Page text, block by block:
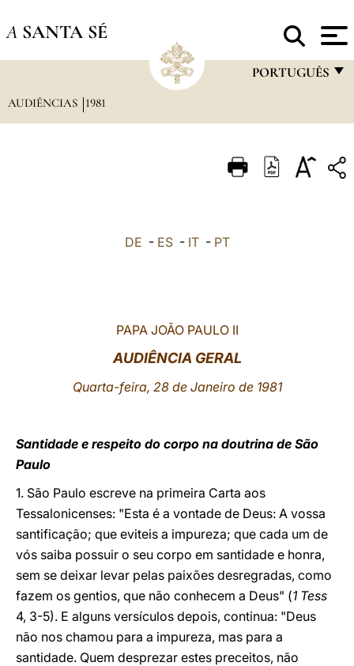
A SANTA SÉ
PORTUGUÊS
ITALIANO
LATINE
AUDIÊNCIAS 1981
DE - ES- IT- PT
PAPA JOÃO PAULO II
AUDIÊNCIA GERAL
Quarta-feira, 28 de Janeiro de 1981
Santidade e respeito do corpo na doutrina de São
Paulo
1. São Paulo escreve na primeira Carta aos
Tessalonicenses: "Esta é a vontade de Deus: A vossa
santificação; que eviteis a impureza; que cada um de
vós saiba possuir o seu corpo em santidade e honra,
sem se deixar levar pelas paixões desregradas, como
fazem os gentios, que não conhecem a Deus" (1 Tess
4, 3-5). E alguns versículos depois, continua: "Deus
não nos chamou para a impureza, mas para a
santidade. Quem desprezar estes preceitos, não